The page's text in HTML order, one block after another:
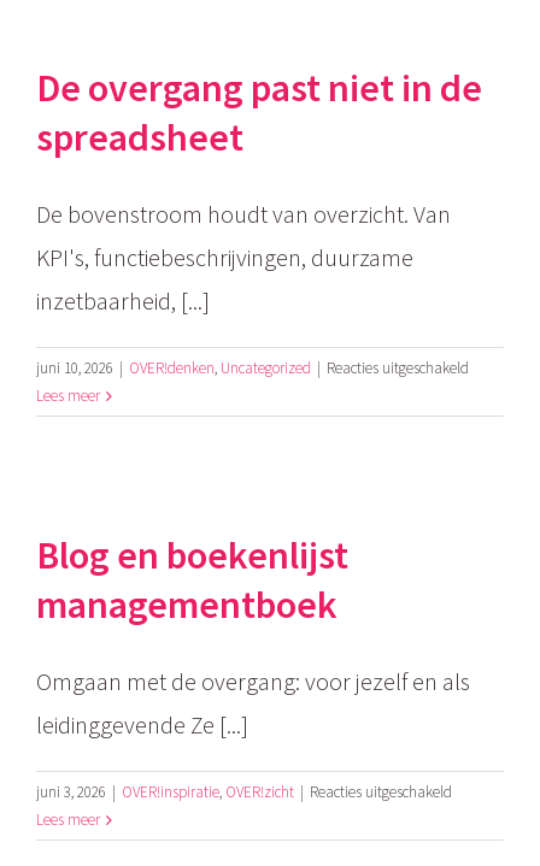
van
De overgang past niet in de
spreadsheet
De bovenstroom houdt van overzicht. Van
KPI's, functiebeschrijvingen, duurzame
inzetbaarheid, [...]
juni 10, 2026 | OVER!denken, Uncategorized | Reacties uitgeschakeld
overgang
Lees meer
Blog en boekenlijst
managementboek
Omgaan met de overgang: voor jezelf en als
leidinggevende Ze [...]
juni 3, 2026 | OVER!inspiratie, OVER!zicht | Reacties uitgeschakeld
en
Lees meer